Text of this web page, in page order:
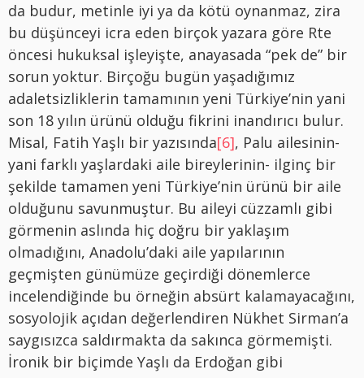
da budur, metinle iyi ya da kötü oynanmaz, zira
bu düşünceyi icra eden birçok yazara göre Rte
öncesi hukuksal işleyişte, anayasada “pek de” bir
sorun yoktur. Birçoğu bugün yaşadığımız
adaletsizliklerin tamamının yeni Türkiye’nin yani
son 18 yılın ürünü olduğu fikrini inandırıcı bulur.
Misal, Fatih Yaşlı bir yazısında[6], Palu ailesinin-
yani farklı yaşlardaki aile bireylerinin- ilginç bir
şekilde tamamen yeni Türkiye’nin ürünü bir aile
olduğunu savunmuştur. Bu aileyi cüzzamlı gibi
görmenin aslında hiç doğru bir yaklaşım
olmadığını, Anadolu’daki aile yapılarının
geçmişten günümüze geçirdiği dönemlerce
incelendiğinde bu örneğin absürt kalamayacağını,
sosyolojik açıdan değerlendiren Nükhet Sirman’a
saygısızca saldırmakta da sakınca görmemişti.
İronik bir biçimde Yaşlı da Erdoğan gibi